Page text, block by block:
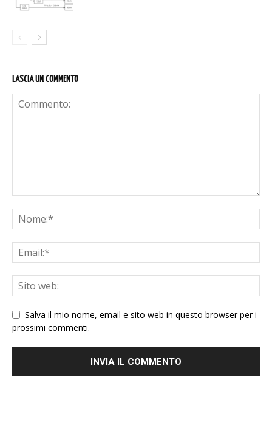
LASCIA UN COMMENTO
Salva il mio nome, email e sito web in questo browser per i
prossimi commenti.